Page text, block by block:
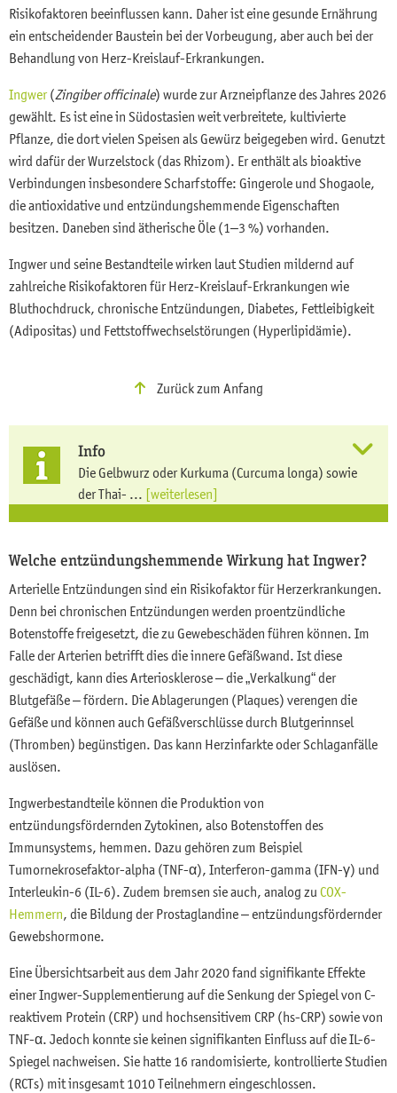
Risikofaktoren beeinflussen kann. Daher ist eine gesunde Ernährung
ein entscheidender Baustein bei der Vorbeugung, aber auch bei der
Behandlung von Herz-Kreislauf-Erkrankungen.
Ingwer(Zingiber officinale) wurde zur Arzneipflanze des Jahres 2026
gewählt. Es ist eine in Südostasien weit verbreitete, kultivierte
Pflanze, die dort vielen Speisen als Gewürz beigegeben wird. Genutzt
wird dafür der Wurzelstock (das Rhizom). Er enthält als bioaktive
Verbindungen insbesondere Scharfstoffe: Gingerole und Shogaole,
die antioxidative und entzündungshemmende Eigenschaften
besitzen. Daneben sind ätherische Öle (1–3 %) vorhanden.
Ingwer und seine Bestandteile wirken laut Studien mildernd auf
zahlreiche Risikofaktoren für Herz-Kreislauf-Erkrankungen wie
Bluthochdruck, chronische Entzündungen, Diabetes, Fettleibigkeit
(Adipositas) und Fettstoffwechselstörungen (Hyperlipidämie).
Zurück zum Anfang
Info
Die Gelbwurz oder Kurkuma (Curcuma longa) sowie
der Thai- ... [weiterlesen]
Welche entzündungshemmende Wirkung hat Ingwer?
Arterielle Entzündungen sind ein Risikofaktor für Herzerkrankungen.
Denn bei chronischen Entzündungen werden proentzündliche
Botenstoffe freigesetzt, die zu Gewebeschäden führen können. Im
Falle der Arterien betrifft dies die innere Gefäßwand. Ist diese
geschädigt, kann dies Arteriosklerose – die „Verkalkung“ der
Blutgefäße – fördern. Die Ablagerungen (Plaques) verengen die
Gefäße und können auch Gefäßverschlüsse durch Blutgerinnsel
(Thromben) begünstigen. Das kann Herzinfarkte oder Schlaganfälle
auslösen.
Ingwerbestandteile können die Produktion von
entzündungsfördernden Zytokinen, also Botenstoffen des
Immunsystems, hemmen. Dazu gehören zum Beispiel
Tumornekrosefaktor-alpha (TNF-α), Interferon-gamma (IFN-γ) und
Interleukin-6 (IL-6). Zudem bremsen sie auch, analog zu COX-
Hemmern, die Bildung der Prostaglandine – entzündungsfördernder
Gewebshormone.
Eine Übersichtsarbeit aus dem Jahr 2020 fand signifikante Effekte
einer Ingwer-Supplementierung auf die Senkung der Spiegel von C-
reaktivem Protein (CRP) und hochsensitivem CRP (hs-CRP) sowie von
TNF-α. Jedoch konnte sie keinen signifikanten Einfluss auf die IL-6-
Spiegel nachweisen. Sie hatte 16 randomisierte, kontrollierte Studien
(RCTs) mit insgesamt 1010 Teilnehmern eingeschlossen.